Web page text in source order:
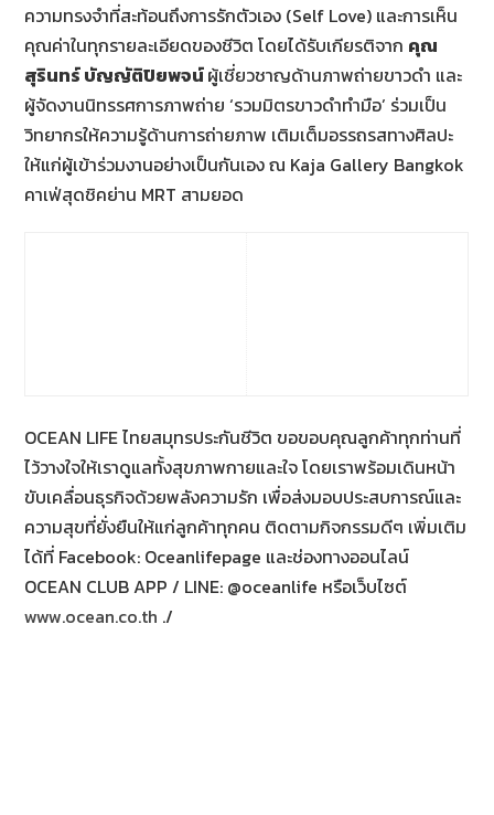
ความทรงจำที่สะท้อนถึงการรักตัวเอง (Self Love) และการเห็น
คุณค่าในทุกรายละเอียดของชีวิต โดยได้รับเกียรติจาก คุณ
สุรินทร์ บัญญัติปิยพจน์ผู้เชี่ยวชาญด้านภาพถ่ายขาวดำ และ
ผู้จัดงานนิทรรศการภาพถ่าย ‘รวมมิตรขาวดำทำมือ’ ร่วมเป็น
วิทยากรให้ความรู้ด้านการถ่ายภาพ เติมเต็มอรรถรสทางศิลปะ
ให้แก่ผู้เข้าร่วมงานอย่างเป็นกันเอง ณ Kaja Gallery Bangkok
คาเฟ่สุดชิคย่าน MRT สามยอด
OCEAN LIFE ไทยสมุทรประกันชีวิต ขอขอบคุณลูกค้าทุกท่านที่
ไว้วางใจให้เราดูแลทั้งสุขภาพกายและใจ โดยเราพร้อมเดินหน้า
ขับเคลื่อนธุรกิจด้วยพลังความรัก เพื่อส่งมอบประสบการณ์และ
ความสุขที่ยั่งยืนให้แก่ลูกค้าทุกคน ติดตามกิจกรรมดีๆ เพิ่มเติม
ได้ที่ Facebook: Oceanlifepage และช่องทางออนไลน์
OCEAN CLUB APP / LINE: @oceanlife หรือเว็บไซต์
www.ocean.co.th ./